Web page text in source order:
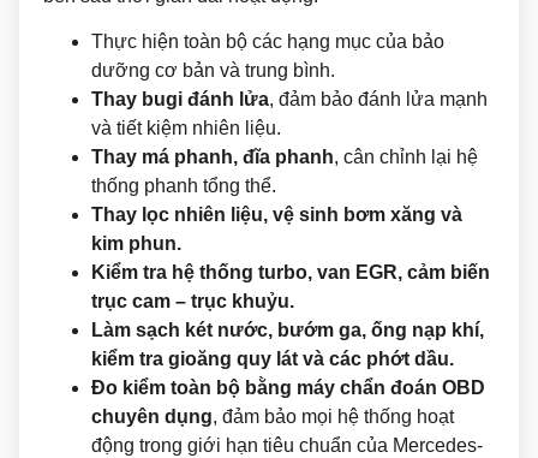
Thực hiện toàn bộ các hạng mục của bảo
dưỡng cơ bản và trung bình.
Thay bugi đánh lửa, đảm bảo đánh lửa mạnh
và tiết kiệm nhiên liệu.
Thay má phanh, đĩa phanh, cân chỉnh lại hệ
thống phanh tổng thể.
Thay lọc nhiên liệu, vệ sinh bơm xăng và
kim phun.
Kiểm tra hệ thống turbo, van EGR, cảm biến
trục cam – trục khuỷu.
Làm sạch két nước, bướm ga, ống nạp khí,
kiểm tra gioăng quy lát và các phớt dầu.
Đo kiểm toàn bộ bằng máy chẩn đoán OBD
chuyên dụng, đảm bảo mọi hệ thống hoạt
động trong giới hạn tiêu chuẩn của Mercedes-